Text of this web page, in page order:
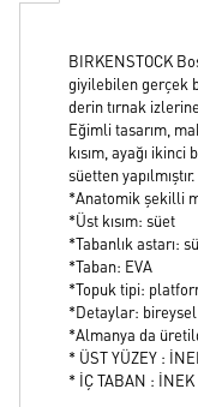
BIRKENSTOCK
giyilebilen gerçek
derin tırnak
Eğimli tasarım,
kısım, ayağı
süetten yapılmıştır.
*Anatomik şekilli
*Üst kısım: süet
*Tabanlık astarı:
*Taban: EVA
*Topuk tipi:
*Detaylar:
*Almanya da
* ÜST YÜZEY :
* İÇ TABAN : İNEK